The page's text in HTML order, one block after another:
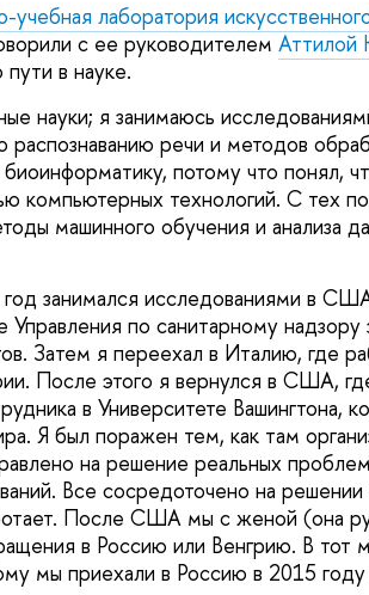
учебная лаборатория
с ее руководителем Аттилой
в науке.
науки; я занимаюсь
распознаванию речи и методов
потому что понял,
компьютерных технологий. С тех
машинного обучения и анализа
занимался исследованиями в
по санитарному надзору
Затем я переехал в Италию, где
После этого я вернулся в США,
в Университете Вашингтона,
Я был поражен тем, как там
на решение реальных
Все сосредоточено на
После США мы с женой (она
в Россию или Венгрию. В тот
мы приехали в Россию в 2015